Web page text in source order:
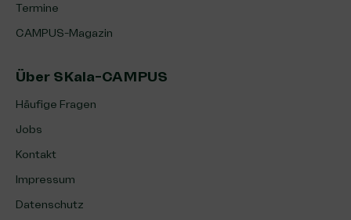
Termine
CAMPUS-Magazin
Über SKala-CAMPUS
Häufige Fragen
Jobs
Kontakt
Impressum
Datenschutz